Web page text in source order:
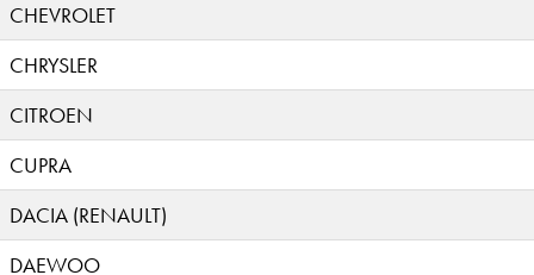
CHEVROLET
CHRYSLER
CITROEN
CUPRA
DACIA (RENAULT)
DAEWOO